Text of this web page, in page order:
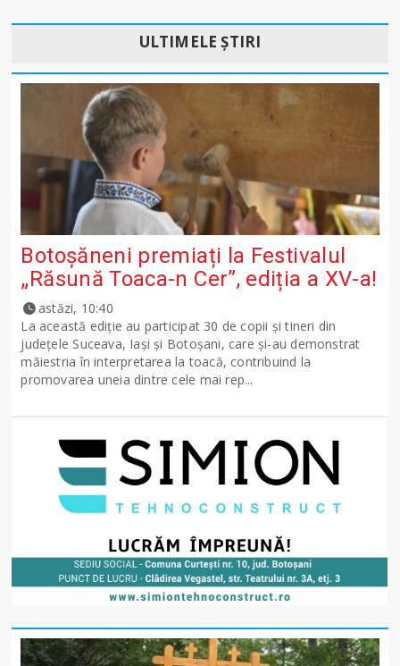
ULTIMELE ȘTIRI
Botoșăneni premiați la Festivalul
„Răsună Toaca-n Cer”, ediția a XV-a!
astăzi, 10:40
La această ediție au participat 30 de copii și tineri din
județele Suceava, Iași și Botoșani, care și-au demonstrat
măiestria în interpretarea la toacă, contribuind la
promovarea uneia dintre cele mai rep...